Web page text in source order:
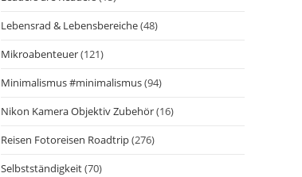
Lebensrad & Lebensbereiche(48)
Mikroabenteuer(121)
Minimalismus #minimalismus(94)
Nikon Kamera Objektiv Zubehör(16)
Reisen Fotoreisen Roadtrip(276)
Selbstständigkeit(70)